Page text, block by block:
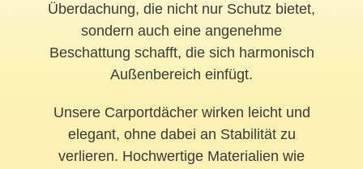
Überdachung, die nicht nur Schutz bietet,
sondern auch eine angenehme
Beschattung schafft, die sich harmonisch
Außenbereich einfügt.
Unsere Carportdächer wirken leicht und
elegant, ohne dabei an Stabilität zu
verlieren. Hochwertige Materialien wie